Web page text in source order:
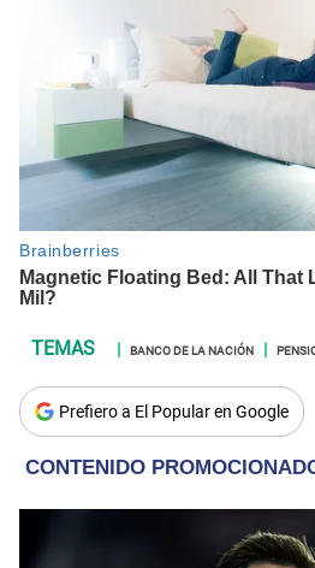
BANCO DE LA NACIÓN
Prefiero a El Popular en Google